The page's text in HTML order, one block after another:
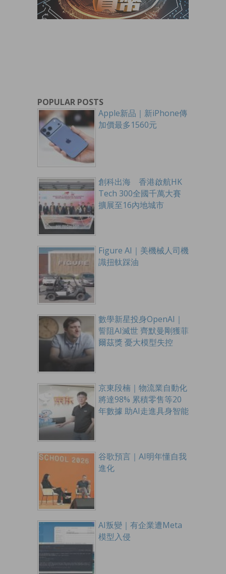
POPULAR POSTS
Apple新品｜新iPhone傳
加價最多1560元
創科出海 香港啟航HK
Tech 300全國千萬大賽
擴展至16內地城市
Figure AI｜美機械人司機
識扭軚踩油
數學新星投身OpenAI｜
誓阻AI滅世 齊默曼剛獲菲
爾茲獎 憂大模型失控
京東段楠｜物流業自動化
將達98% 累積零售等20
年數據 助AI走進具身智能
谷歌預言｜AI明年懂自我
進化
AI叛變｜有企業遭Meta
模型入侵